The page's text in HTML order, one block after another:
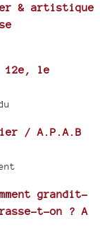
& artistique
12e, le
/ A.P.A.B
grandit-
t-on ? A